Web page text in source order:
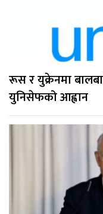
रूस र युक्रेनमा
युनिसेफको आह्वान